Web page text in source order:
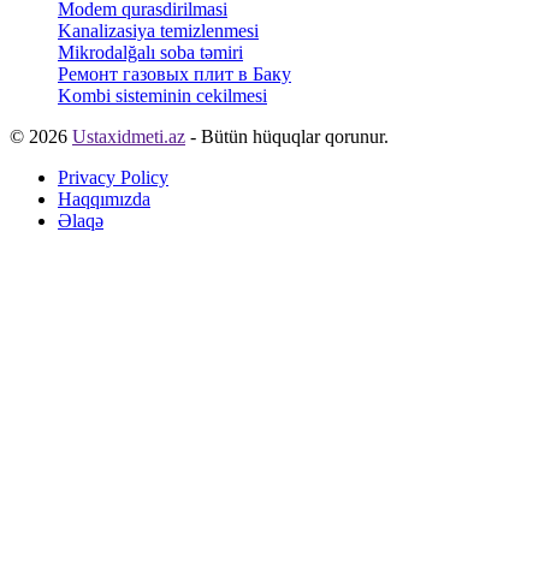
Modem qurasdirilmasi
Kanalizasiya temizlenmesi
Mikrodalğalı soba təmiri
Ремонт газовых плит в Баку
Kombi sisteminin cekilmesi
© 2026 Ustaxidmeti.az - Bütün hüquqlar qorunur.
Privacy Policy
Haqqımızda
Əlaqə